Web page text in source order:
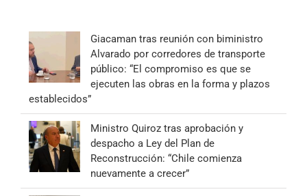
Giacaman tras reunión con biministro
Alvarado por corredores de transporte
público: “El compromiso es que se
ejecuten las obras en la forma y plazos
establecidos”
Ministro Quiroz tras aprobación y
despacho a Ley del Plan de
Reconstrucción: “Chile comienza
nuevamente a crecer”